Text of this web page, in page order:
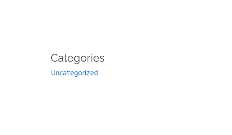
Categories
Uncategorized